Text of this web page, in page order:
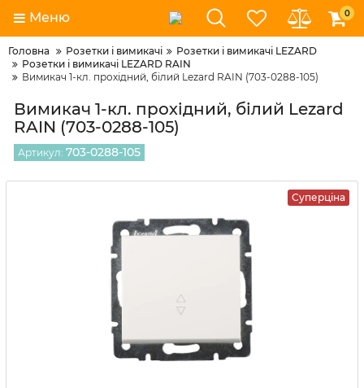
Меню 0
Головна Розетки і вимикачі
Розетки і вимикачі LEZARD
Розетки і вимикачі LEZARD RAIN
Вимикач 1-кл. прохідний, білий Lezard RAIN (703-0288-105)
Вимикач 1-кл. прохідний, білий Lezard
RAIN (703-0288-105)
Артикул: 703-0288-105
Суперціна